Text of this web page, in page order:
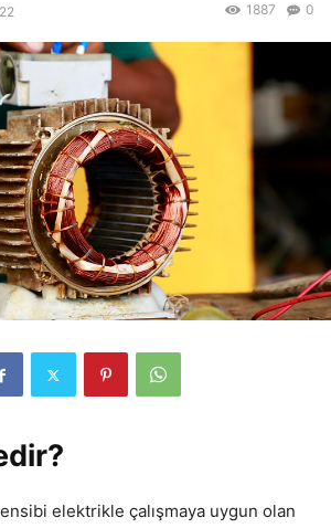
0
1887
elektrikle çalışmaya uygun olan